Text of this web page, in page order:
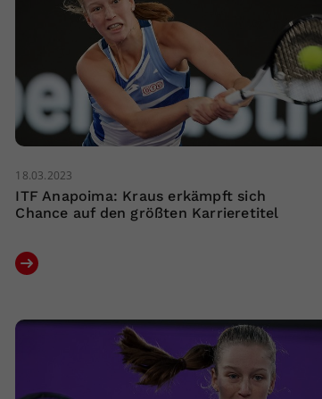
18.03.2023
ITF Anapoima: Kraus erkämpft sich
Chance auf den größten Karrieretitel